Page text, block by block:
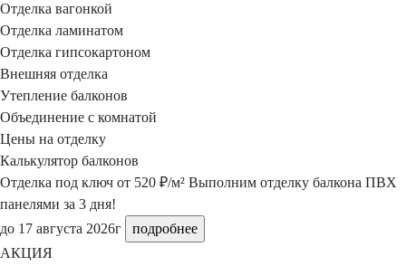
Отделка вагонкой
Отделка ламинатом
Отделка гипсокартоном
Внешняя отделка
Утепление балконов
Объединение с комнатой
Цены на отделку
Калькулятор балконов
Отделка под ключ от 520 ₽/м² Выполним отделку балкона ПВХ
панелями за 3 дня!
до 17 августа 2026г
подробнее
АКЦИЯ